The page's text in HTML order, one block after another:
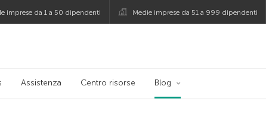
imprese da 1 a 50 dipendenti Medie imprese da 51 a 999 dipendenti
Assistenza Centro risorse Blog